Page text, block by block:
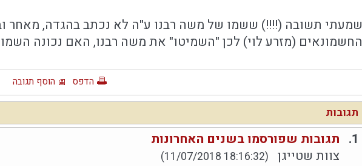
שמעתי תשובה (!!!!) ששמו של משה רבנו ע"ה לא נכתב בהגדה, מאחר
החשמונאים (מזרע לוי) לכן "השמיטו" את משה רבנו, האם נכונה
הדפס הוסף תגובה
תגובות
1.
תגובות שפורסמו בשנים האחרונות
צוות שטייגן (11/07/2018 18:16:32)